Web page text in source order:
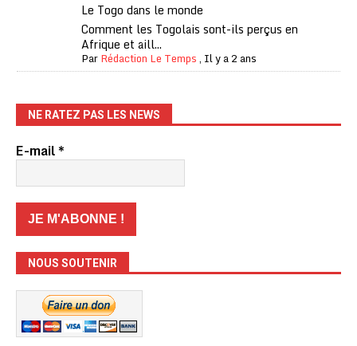
Le Togo dans le monde
Comment les Togolais sont-ils perçus en
Afrique et aill...
ParRédaction Le Temps, Il y a 2 ans
NE RATEZ PAS LES NEWS
E-mail*
NOUS SOUTENIR